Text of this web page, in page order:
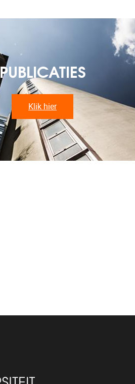
PUBLICATIES
Klik hier